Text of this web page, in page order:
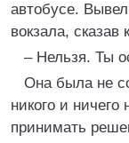
автобусе.
вокзала, сказав
– Нельзя. Ты
Она была не
никого и
принимать